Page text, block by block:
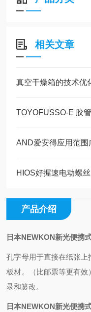
相关文章
真空干燥箱的技术优
TOYOFUSSO-E 胶
HIOS好握速电动螺
产品介绍
日本NEWKON新光便携
孔字母用于直接在纸张上
板材。
（比邮票等更有效）
录和篡改。
日本NEWKON新光便携